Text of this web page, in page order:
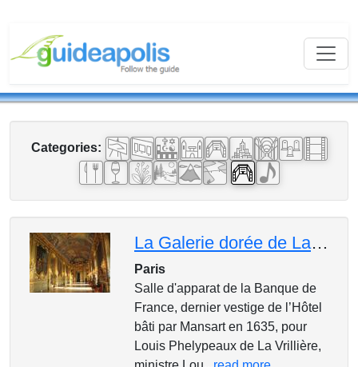
Categories:
La Galerie dorée de La Banque de France :
Paris
Salle d'apparat de la Banque de
France, dernier vestige de l’Hôtel
bâti par Mansart en 1635, pour
Louis Phelypeaux de La Vrillière,